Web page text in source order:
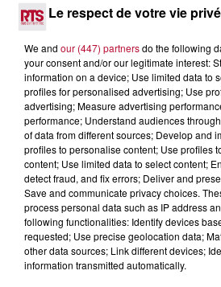
7 août 2026
Le respect de votre vie
We and our (447) partnersdo the following
your consent and/or our legitimate interest:
information on a device; Use limited data to
profiles for personalised advertising; Use
advertising; Measure advertising
performance; Understand audiences
of data from different sources; Develop and
profiles to personalise content; Use profiles
content; Use limited data to select content;
detect fraud, and fix errors; Deliver and
Save and communicate privacy choices.
process personal data such as IP address
following functionalities: Identify devices
requested; Use precise geolocation data;
other data sources; Link different devices;
information transmitted automatically.